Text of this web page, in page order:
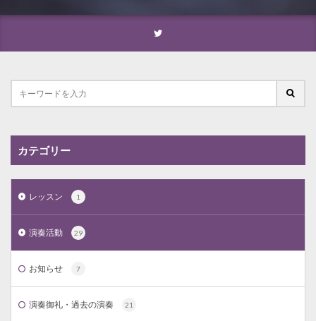
カテゴリー
レッスン 1
演奏活動 29
お知らせ 7
演奏御礼・過去の演奏 21